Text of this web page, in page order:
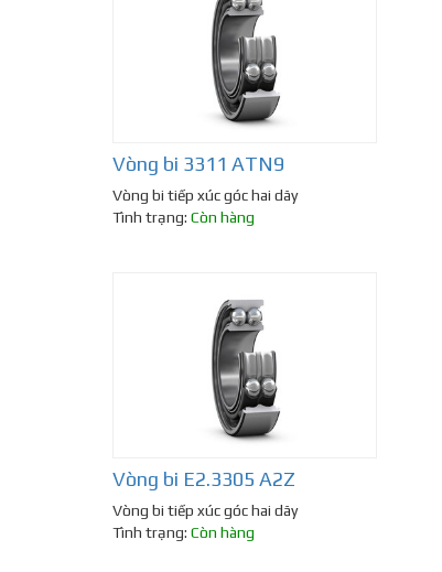
Vòng bi 3311 ATN9
Vòng bi tiếp xúc góc hai dãy
Tình trạng: Còn hàng
Vòng bi E2.3305 A2Z
Vòng bi tiếp xúc góc hai dãy
Tình trạng: Còn hàng